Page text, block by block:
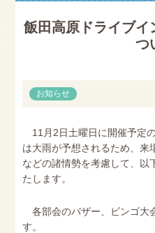
飯田高原ドライブイ
つ
お知らせ
11月2日土曜日に開催予定
は大雨が予想されるため、来
などの諸情勢を考慮して、以
たします。
各部会のバザー、ビンゴ大
す。